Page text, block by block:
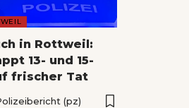
in Rottweil:
13- und 15-
frischer Tat
(pz)